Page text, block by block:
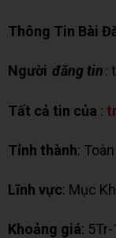
Thông Tin Bài
Người đăng tin:
Tất cả tin của :
Tỉnh thành:
Lĩnh vực: Mục
Khoảng giá: 5Tr-